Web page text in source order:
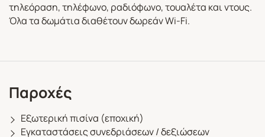
τηλεόραση, τηλέφωνο, ραδιόφωνο, τουαλέτα και ντους.
Όλα τα δωμάτια διαθέτουν δωρεάν Wi-Fi.
Παροχές
Εξωτερική πισίνα (εποχική)
Εγκαταστάσεις συνεδριάσεων / δεξιώσεων